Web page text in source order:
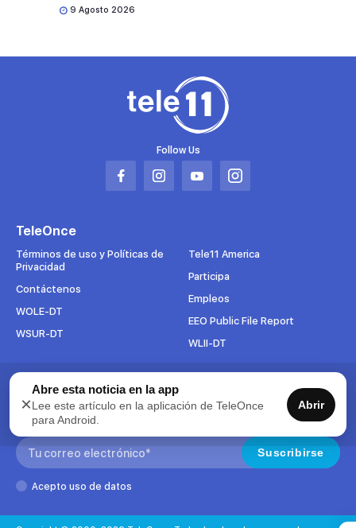
9 Agosto 2026
Follow Us
Abrir
pestaña
Abrir
pestaña
Abrir
pestaña
Abrir
pestaña
TeleOnce
Términos de uso y Políticas de
Privacidad
Contáctenos
WOLE-DT
WSUR-DT
Tele11 America
Participa
Empleos
EEO Public File Report
WLII-DT
Suscríbete al boletín
Para mantenerse al tanto de todo lo que pasa en TeleOnce,
suscríbase ahora a nuestros boletines.
Search: Suscribirse
Acepto uso de datos
×
Abre esta noticia en la app
Lee este artículo en la aplicación de TeleOnce
para Android.
Abrir